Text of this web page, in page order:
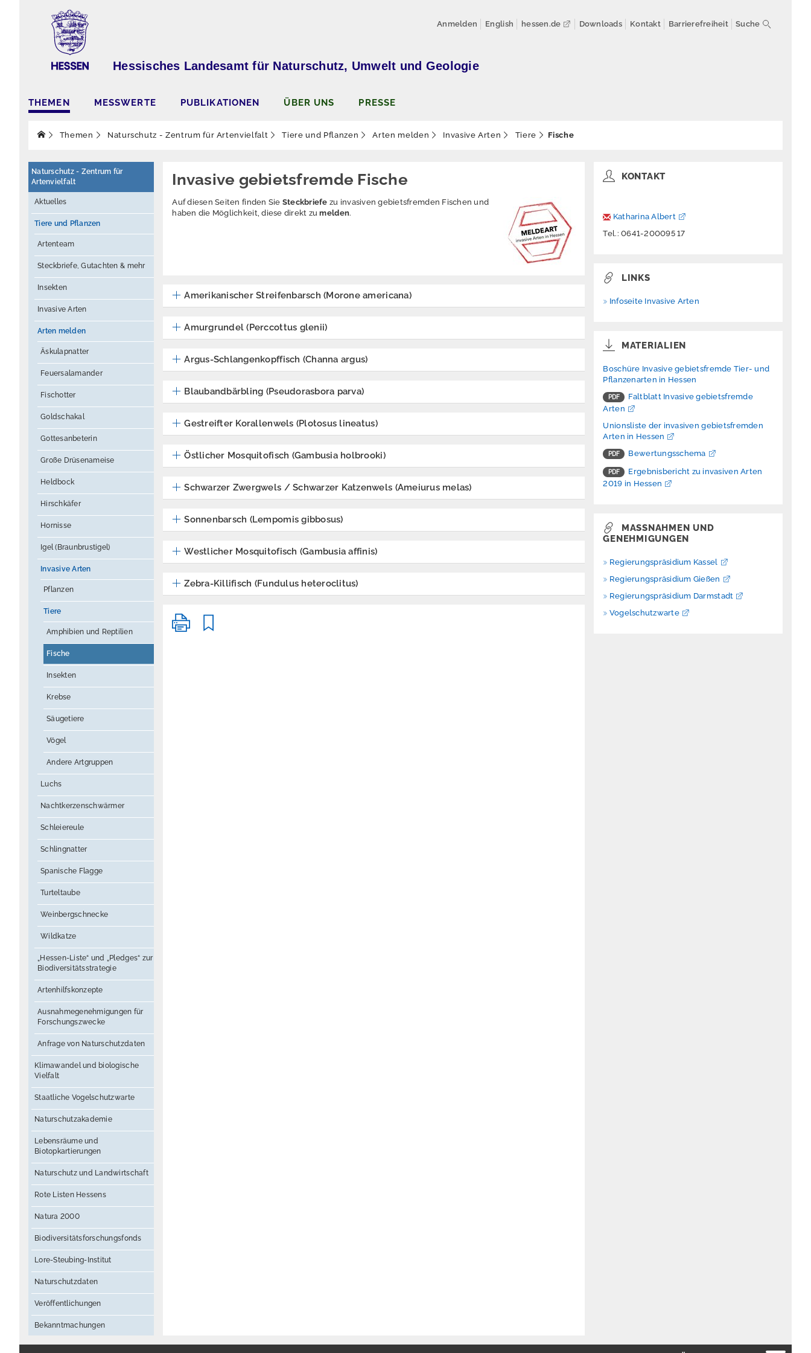
Anmelden English hessen.de Downloads Kontakt Barrierefreiheit Suche
Hessisches Landesamt für Naturschutz, Umwelt und Geologie
THEMEN MESSWERTE PUBLIKATIONEN ÜBER UNS PRESSE
Themen Naturschutz - Zentrum für Artenvielfalt Tiere und Pflanzen Arten melden Invasive Arten Tiere Fische
Naturschutz - Zentrum für
Artenvielfalt
Aktuelles
Tiere und Pflanzen
Artenteam
Steckbriefe, Gutachten & mehr
Insekten
Invasive Arten
Arten melden
Äskulapnatter
Feuersalamander
Fischotter
Goldschakal
Gottesanbeterin
Große Drüsenameise
Heldbock
Hirschkäfer
Hornisse
Igel (Braunbrustigel)
Invasive Arten
Pflanzen
Tiere
Amphibien und Reptilien
Fische
Insekten
Krebse
Säugetiere
Vögel
Andere Artgruppen
Luchs
Nachtkerzenschwärmer
Schleiereule
Schlingnatter
Spanische Flagge
Turteltaube
Weinbergschnecke
Wildkatze
„Hessen-Liste“ und „Pledges“ zur
Biodiversitätsstrategie
Artenhilfskonzepte
Ausnahmegenehmigungen für
Forschungszwecke
Anfrage von Naturschutzdaten
Klimawandel und biologische
Vielfalt
Staatliche Vogelschutzwarte
Naturschutzakademie
Lebensräume und
Biotopkartierungen
Naturschutz und Landwirtschaft
Rote Listen Hessens
Natura 2000
Biodiversitätsforschungsfonds
Lore-Steubing-Institut
Naturschutzdaten
Veröffentlichungen
Bekanntmachungen
Invasive gebietsfremde Fische
Auf diesen Seiten finden Sie Steckbriefe zu invasiven gebietsfremden Fischen und
haben die Möglichkeit, diese direkt zumelden.
Amerikanischer Streifenbarsch (Morone americana)
Amurgrundel (Perccottus glenii)
Argus-Schlangenkopffisch (Channa argus)
Blaubandbärbling (Pseudorasbora parva)
Gestreifter Korallenwels (Plotosus lineatus)
Östlicher Mosquitofisch (Gambusia holbrooki)
Schwarzer Zwergwels / Schwarzer Katzenwels (Ameiurus melas)
Sonnenbarsch (Lempomis gibbosus)
Westlicher Mosquitofisch (Gambusia affinis)
Zebra-Killifisch (Fundulus heteroclitus)
KONTAKT
Katharina Albert
Tel.: 0641-200095 17
LINKS
Infoseite Invasive Arten
MATERIALIEN
Boschüre Invasive gebietsfremde Tier- und
Pflanzenarten in Hessen
Faltblatt Invasive gebietsfremde
Arten
Unionsliste der invasiven gebietsfremden
Arten in Hessen
Bewertungsschema
Ergebnisbericht zu invasiven Arten
2019 in Hessen
MASSNAHMEN UND G
ENEHMIGUNGEN
Regierungspräsidium Kassel
Regierungspräsidium Gießen
Regierungspräsidium Darmstadt
Vogelschutzwarte